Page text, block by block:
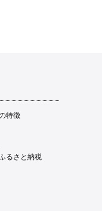
特徴
るさと納税